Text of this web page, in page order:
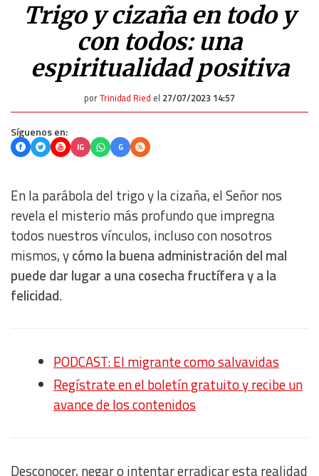
Trigo y cizaña en todo y
con todos: una
espiritualidad positiva
porTrinidad Ried el 27/07/2023 14:57
Síguenos en:
IG G
En la parábola del trigo y la cizaña, el Señor nos
revela el misterio más profundo que impregna
todos nuestros vínculos, incluso con nosotros
mismos, ycómo la buena administración del mal
puede dar lugar a una cosecha fructífera y a la
felicidad.
PODCAST: El migrante como salvavidas
Regístrate en el boletín gratuito y recibe un
avance de los contenidos
Desconocer, negar o intentar erradicar esta realidad